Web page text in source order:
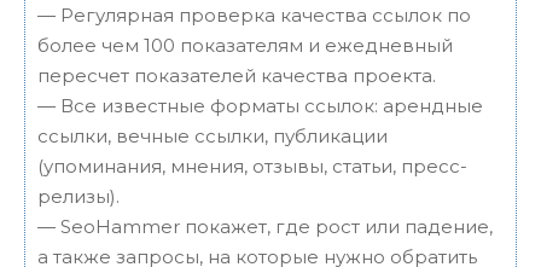
— Регулярная проверка качества ссылок по
более чем 100 показателям и ежедневный
пересчет показателей качества проекта.
— Все известные форматы ссылок: арендные
ссылки, вечные ссылки, публикации
(упоминания, мнения, отзывы, статьи, пресс-
релизы).
— SeoHammer покажет, где рост или падение,
а также запросы, на которые нужно обратить